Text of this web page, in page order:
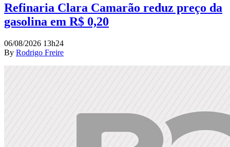
Refinaria Clara Camarão reduz preço da
gasolina em R$ 0,20
06/08/2026 13h24
By Rodrigo Freire